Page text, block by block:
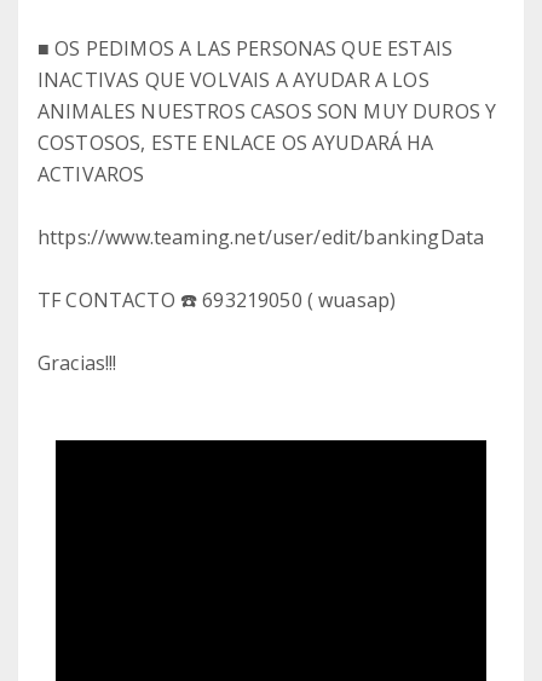
■ OS PEDIMOS A LAS PERSONAS QUE ESTAIS
INACTIVAS QUE VOLVAIS A AYUDAR A LOS
ANIMALES NUESTROS CASOS SON MUY DUROS Y
COSTOSOS, ESTE ENLACE OS AYUDARÁ HA
ACTIVAROS
https://www.teaming.net/user/edit/bankingData
TF CONTACTO ☎️ 693219050 ( wuasap)
Gracias!!!